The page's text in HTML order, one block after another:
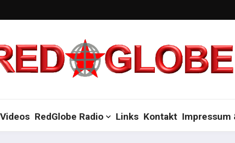
Videos RedGlobe Radio Links Kontakt Impressum